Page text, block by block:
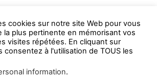
cookies sur notre site Web pour vous
la plus pertinente en mémorisant vos
visites répétées. En cliquant sur
consentez à l'utilisation de TOUS les
information.